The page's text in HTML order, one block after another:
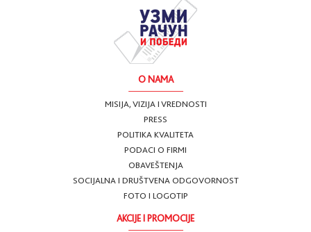
O NAMA
MISIJA, VIZIJA I VREDNOSTI
PRESS
POLITIKA KVALITETA
PODACI O FIRMI
OBAVEŠTENJA
SOCIJALNA I DRUŠTVENA ODGOVORNOST
FOTO I LOGOTIP
AKCIJE I PROMOCIJE